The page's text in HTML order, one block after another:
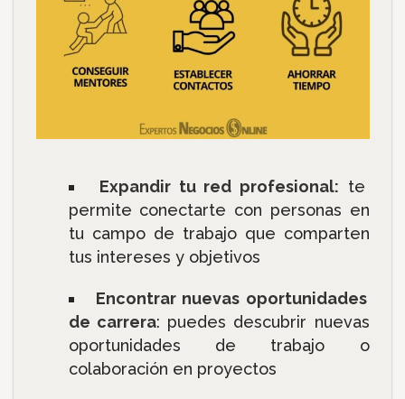
Expandir tu red profesional: te
permite conectarte con personas en
tu campo de trabajo que comparten
tus intereses y objetivos
Encontrar nuevas oportunidades
de carrera: puedes descubrir nuevas
oportunidades de trabajo o
colaboración en proyectos